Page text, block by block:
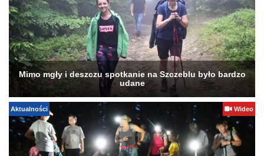
Mimo mgły i deszczu spotkanie na Szczeblu było bardzo
udane
Aktualności Wideo